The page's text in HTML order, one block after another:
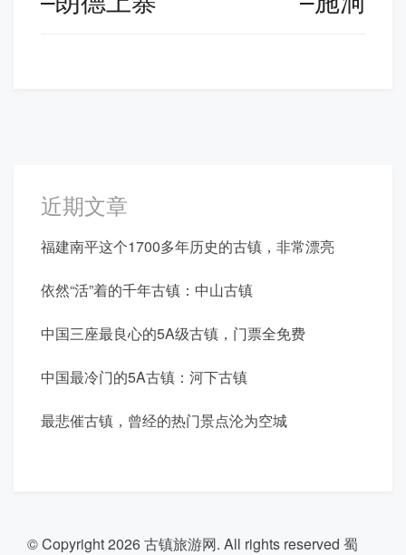
航
近期文章
福建南平这个1700多年历史的古镇，非常漂亮
依然“活”着的千年古镇：中山古镇
中国三座最良心的5A级古镇，门票全免费
中国最冷门的5A古镇：河下古镇
最悲催古镇，曾经的热门景点沦为空城
© Copyright 2026古镇旅游网. All rights reserved 蜀